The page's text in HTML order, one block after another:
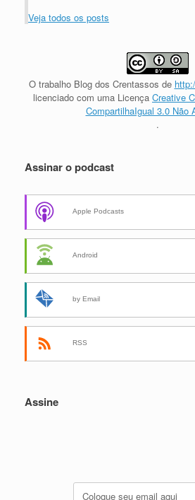
Veja todos os posts
O trabalho Blog dos Crentassos de
licenciado com uma Licença Creative
CompartilhaIgual 3.0 Não
.
Assinar o podcast
Apple Podcasts
Android
by Email
RSS
Assine